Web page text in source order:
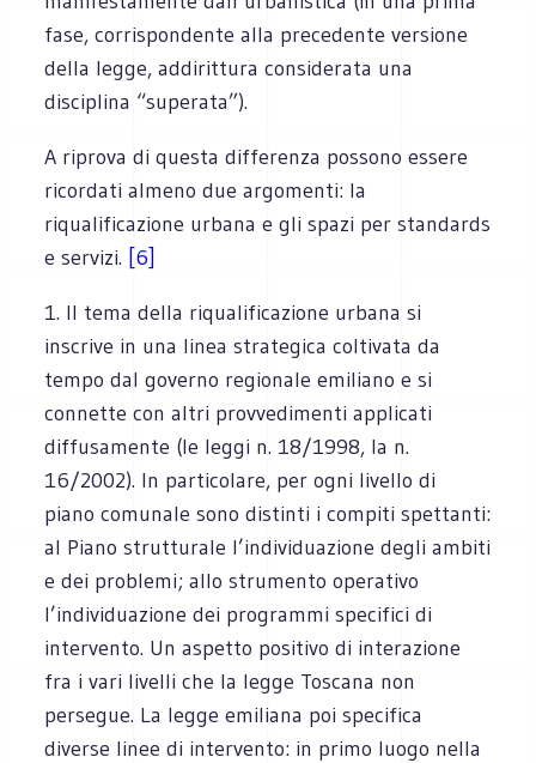
fase, corrispondente alla precedente versione
della legge, addirittura considerata una
disciplina “superata”).
A riprova di questa differenza possono essere
ricordati almeno due argomenti: la
riqualificazione urbana e gli spazi per standards
e servizi. [6]
1. Il tema della riqualificazione urbana si
inscrive in una linea strategica coltivata da
tempo dal governo regionale emiliano e si
connette con altri provvedimenti applicati
diffusamente (le leggi n. 18/1998, la n.
16/2002). In particolare, per ogni livello di
piano comunale sono distinti i compiti spettanti:
al Piano strutturale l’individuazione degli ambiti
e dei problemi; allo strumento operativo
l’individuazione dei programmi specifici di
intervento. Un aspetto positivo di interazione
fra i vari livelli che la legge Toscana non
persegue. La legge emiliana poi specifica
diverse linee di intervento: in primo luogo nella